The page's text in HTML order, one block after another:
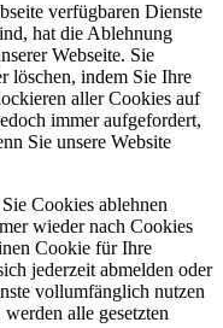
verfügbaren Dienste
hat die Ablehnung
Webseite. Sie
löschen, indem Sie Ihre
aller Cookies auf
immer aufgefordert,
Sie unsere Website
Cookies ablehnen
wieder nach Cookies
Cookie für Ihre
jederzeit abmelden oder
vollumfänglich nutzen
alle gesetzten